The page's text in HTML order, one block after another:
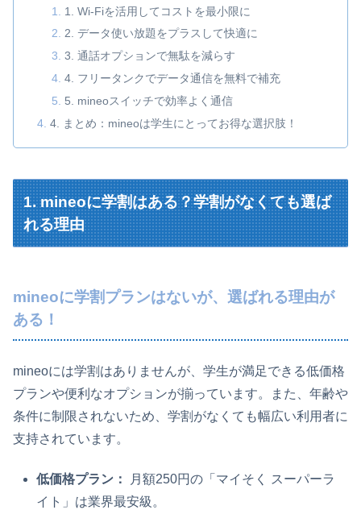
1. Wi-Fiを活用してコストを最小限に
2. データ使い放題をプラスして快適に
3. 通話オプションで無駄を減らす
4. フリータンクでデータ通信を無料で補充
5. mineoスイッチで効率よく通信
4. まとめ：mineoは学生にとってお得な選択肢！
1. mineoに学割はある？学割がなくても選ば
れる理由
mineoに学割プランはないが、選ばれる理由が
ある！
mineoには学割はありませんが、学生が満足できる低価格
プランや便利なオプションが揃っています。また、年齢や
条件に制限されないため、学割がなくても幅広い利用者に
支持されています。
低価格プラン：
月額250円の「マイそく スーパーラ
イト」は業界最安級。